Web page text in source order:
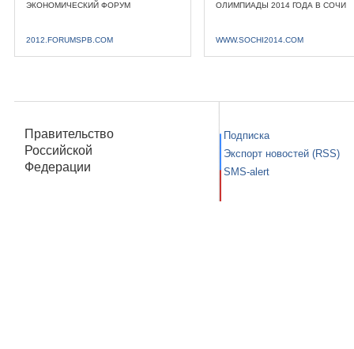
ЭКОНОМИЧЕСКИЙ ФОРУМ
2012.FORUMSPB.COM
ОЛИМПИАДЫ 2014 ГОДА В СОЧИ
WWW.SOCHI2014.COM
Правительство
Российской
Федерации
Подписка
Экспорт новостей (RSS)
SMS-alert